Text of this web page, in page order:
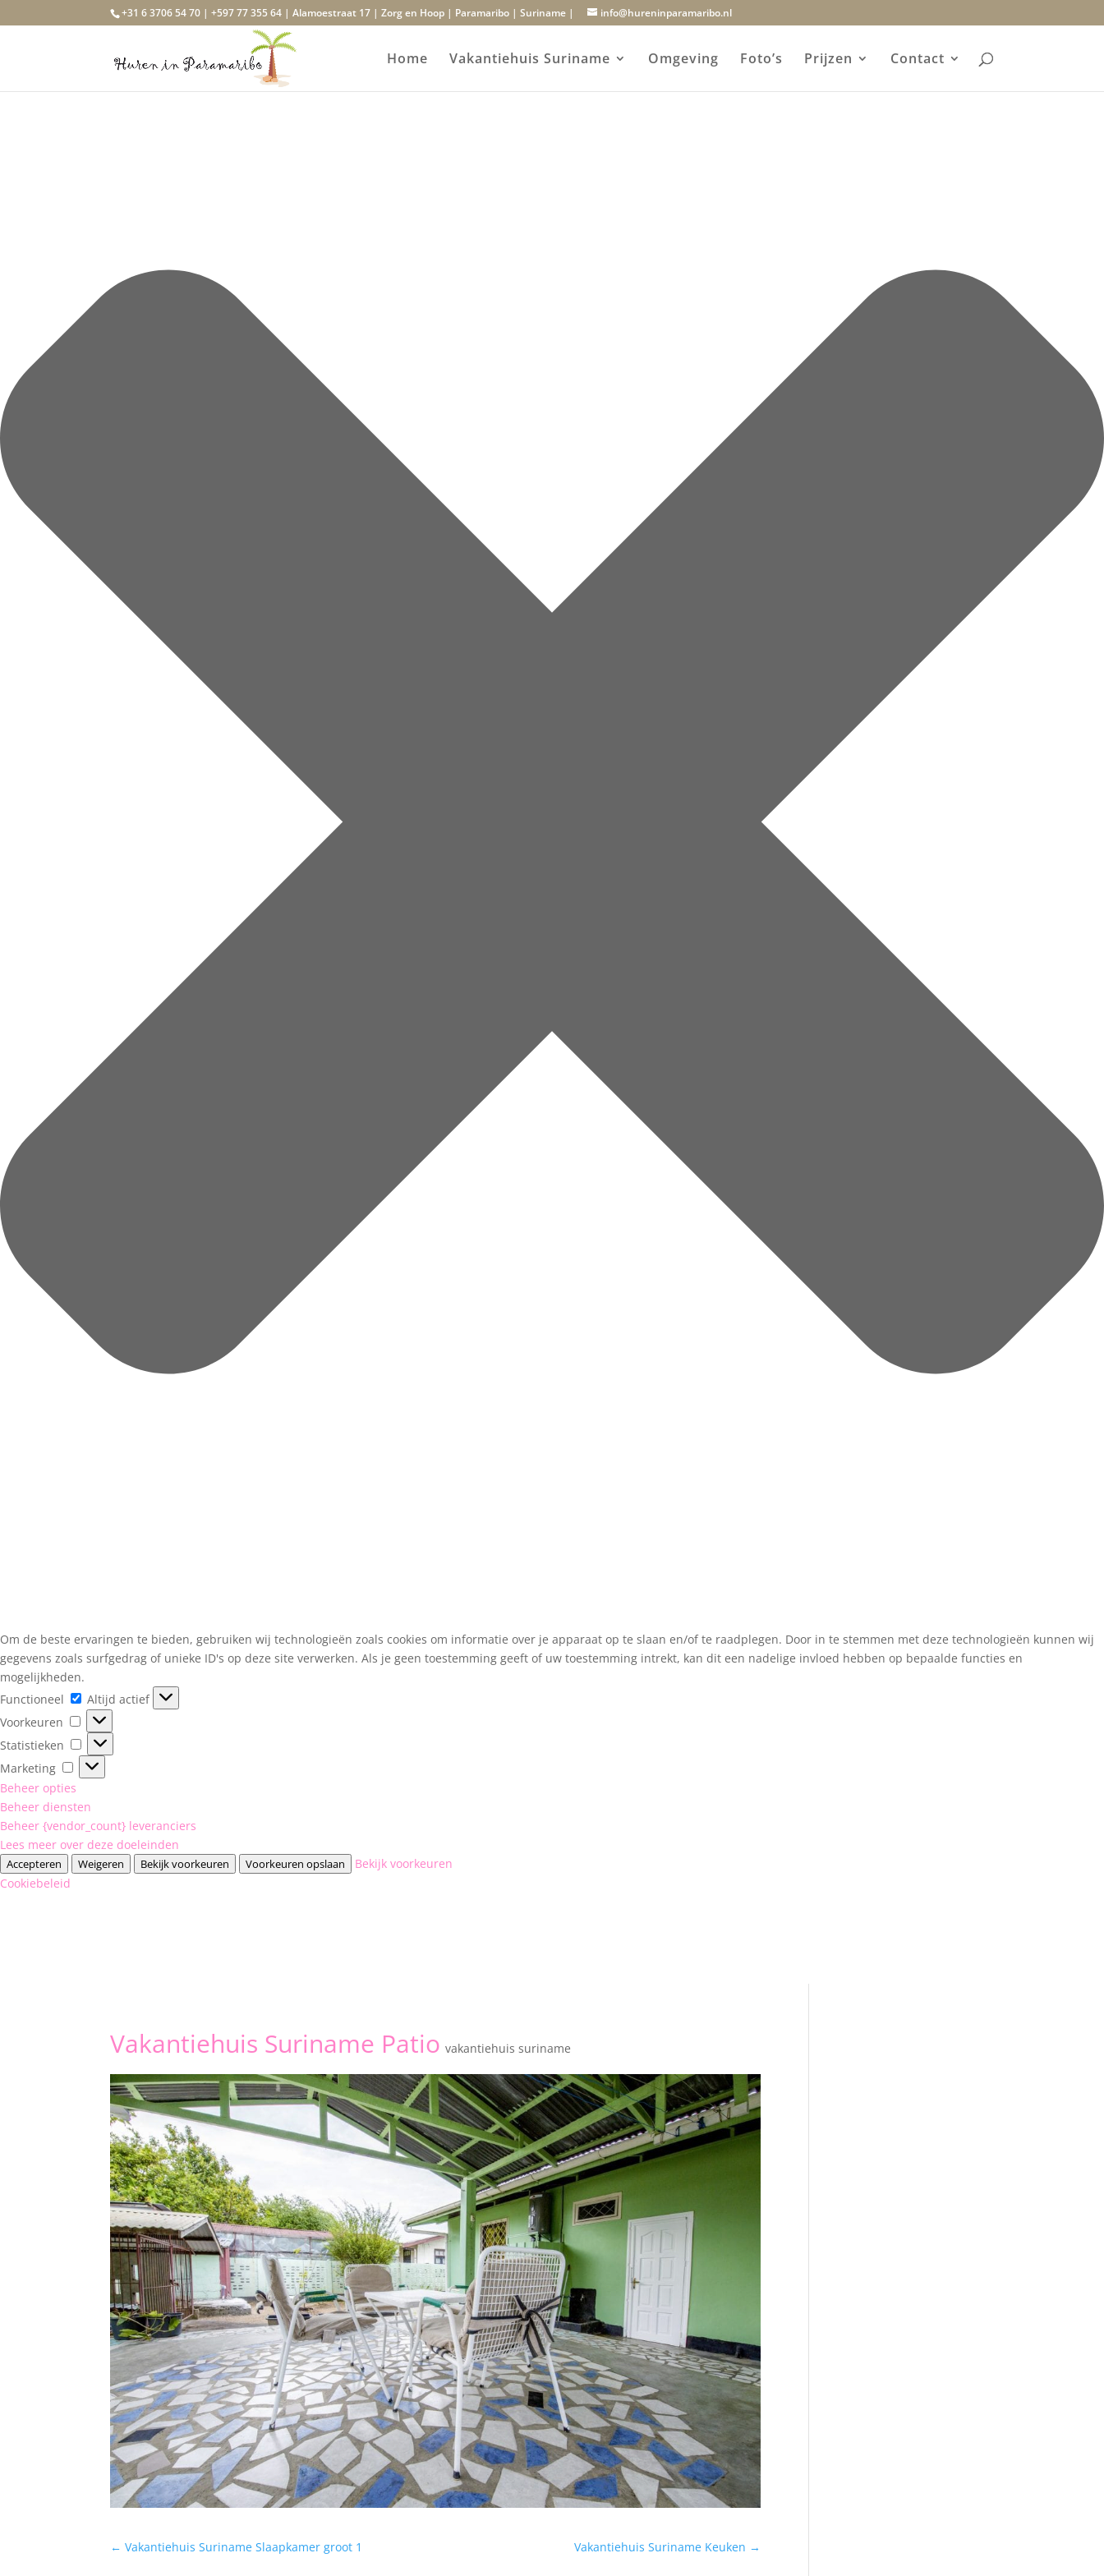
Beheer toestemming
Om de beste ervaringen te bieden, gebruiken wij technologieën zoals cookies om informatie over je apparaat op te slaan en/of te raadplegen. Door in te stemmen met deze technologieën kunnen wij
gegevens zoals surfgedrag of unieke ID's op deze site verwerken. Als je geen toestemming geeft of uw toestemming intrekt, kan dit een nadelige invloed hebben op bepaalde functies en
mogelijkheden.
Functioneel
Functioneel
Altijd actief
Voorkeuren
Voorkeuren
Statistieken
Statistieken
Marketing
Marketing
Beheer opties
Beheer diensten
Beheer {vendor_count} leveranciers
Lees meer over deze doeleinden
Accepteren Weigeren Bekijk voorkeuren Voorkeuren opslaan
Bekijk voorkeuren
Cookiebeleid
+31 6 3706 54 70 | +597 77 355 64 | Alamoestraat 17 | Zorg en Hoop | Paramaribo | Suriname | info@hureninparamaribo.nl
Home Vakantiehuis Suriname Omgeving Foto’s Prijzen Contact
Vakantiehuis Suriname Patio vakantiehuis suriname
← Vakantiehuis Suriname Slaapkamer groot 1 Vakantiehuis Suriname Keuken →